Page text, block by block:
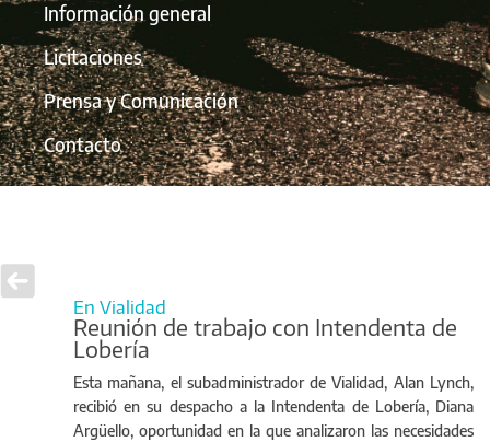
Información general
Licitaciones
Prensa y Comunicación
Contacto
En Vialidad
Reunión de trabajo con Intendenta de
Lobería
Esta mañana, el subadministrador de Vialidad, Alan Lynch,
recibió en su despacho a la Intendenta de Lobería, Diana
Argüello, oportunidad en la que analizaron las necesidades